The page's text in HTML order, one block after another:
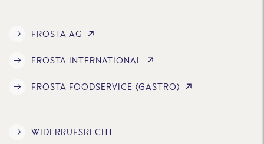
FROSTA AG
FROSTA INTERNATIONAL
FROSTA FOODSERVICE (GASTRO)
WIDERRUFSRECHT